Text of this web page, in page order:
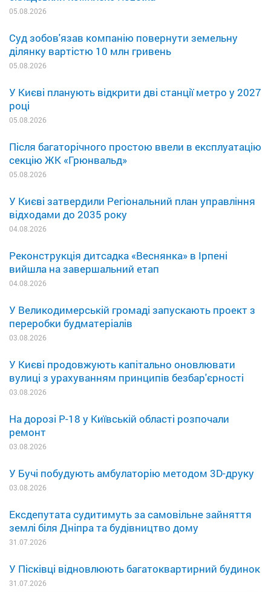
05.08.2026
Суд зобов'язав компанію повернути земельну
ділянку вартістю 10 млн гривень
05.08.2026
У Києві планують відкрити дві станції метро у 2027
році
05.08.2026
Після багаторічного простою ввели в експлуатацію
секцію ЖК «Грюнвальд»
05.08.2026
У Києві затвердили Регіональний план управління
відходами до 2035 року
04.08.2026
Реконструкція дитсадка «Веснянка» в Ірпені
вийшла на завершальний етап
04.08.2026
У Великодимерській громаді запускають проект з
переробки будматеріалів
03.08.2026
У Києві продовжують капітально оновлювати
вулиці з урахуванням принципів безбар'єрності
03.08.2026
На дорозі Р-18 у Київській області розпочали
ремонт
03.08.2026
У Бучі побудують амбулаторію методом 3D-друку
03.08.2026
Ексдепутата судитимуть за самовільне зайняття
землі біля Дніпра та будівництво дому
31.07.2026
У Пісківці відновлюють багатоквартирний будинок
31.07.2026